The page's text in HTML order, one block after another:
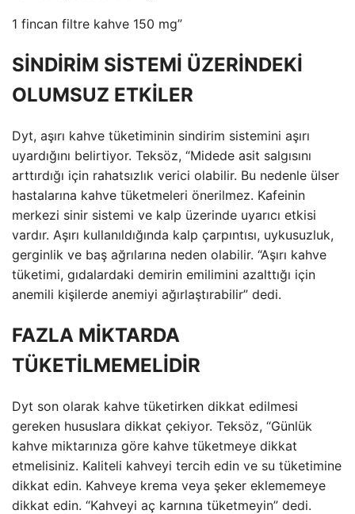
1 fincan filtre kahve 150 mg”
SİNDİRİM SİSTEMİ ÜZERİNDEKİ
OLUMSUZ ETKİLER
Dyt, aşırı kahve tüketiminin sindirim sistemini aşırı
uyardığını belirtiyor. Teksöz, “Midede asit salgısını
arttırdığı için rahatsızlık verici olabilir. Bu nedenle ülser
hastalarına kahve tüketmeleri önerilmez. Kafeinin
merkezi sinir sistemi ve kalp üzerinde uyarıcı etkisi
vardır. Aşırı kullanıldığında kalp çarpıntısı, uykusuzluk,
gerginlik ve baş ağrılarına neden olabilir. “Aşırı kahve
tüketimi, gıdalardaki demirin emilimini azalttığı için
anemili kişilerde anemiyi ağırlaştırabilir” dedi.
FAZLA MİKTARDA
TÜKETİLMEMELİDİR
Dyt son olarak kahve tüketirken dikkat edilmesi
gereken hususlara dikkat çekiyor. Teksöz, “Günlük
kahve miktarınıza göre kahve tüketmeye dikkat
etmelisiniz. Kaliteli kahveyi tercih edin ve su tüketimine
dikkat edin. Kahveye krema veya şeker eklememeye
dikkat edin. “Kahveyi aç karnına tüketmeyin” dedi.